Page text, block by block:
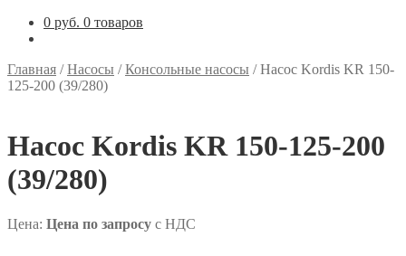
0 руб. 0 товаров
Главная /Насосы /Консольные насосы /Насос Kordis KR 150-
125-200 (39/280)
Насос Kordis KR 150-125-200
(39/280)
Цена: Цена по запросу с НДС